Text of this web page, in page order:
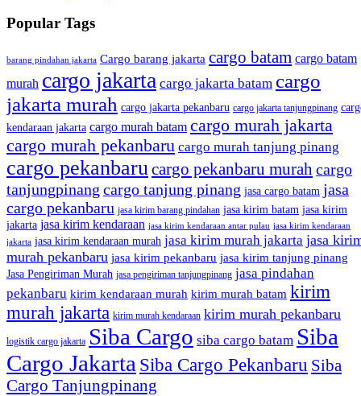
Popular Tags
barang pindahan jakarta Cargo barang jakarta cargo batam cargo batam
murah cargo jakarta cargo jakarta batam cargo
jakarta murah cargo jakarta pekanbaru cargo jakarta tanjungpinang
kendaraan jakarta cargo murah batam cargo murah jakarta
cargo murah pekanbaru cargo murah tanjung pinang
cargo pekanbarucargo pekanbaru murah cargo
tanjungpinang cargo tanjung pinang jasa cargo batam jasa
cargo pekanbaru jasa kirim barang pindahan jasa kirim batam jasa kirim
jakarta jasa kirim kendaraan jasa kirim kendaraan antar pulau jasa kirim kendaraan
jakarta jasa kirim kendaraan murah jasa kirim murah jakarta jasa
murah pekanbaru jasa kirim pekanbaru jasa kirim tanjung pinang
Jasa Pengiriman Murah jasa pengiriman tanjungpinang jasa pindahan
pekanbaru kirim kendaraan murah kirim murah batam kirim
murah jakarta kirim murah kendaraan kirim murah pekanbaru
logistik cargo jakarta Siba Cargo siba cargo batam Siba
Cargo Jakarta Siba Cargo Pekanbaru Siba
Cargo Tanjungpinang